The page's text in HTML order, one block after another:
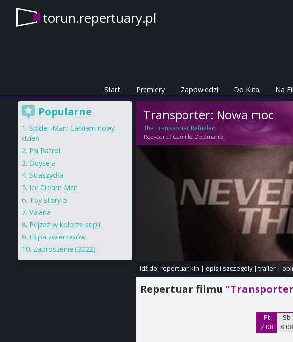
torun.repertuary.pl
Start Premiery Zapowiedzi Do Kina Na
Transporter: Nowa moc
The Transporter Refueled
Reżyseria: Camille Delamarre
Idź do: repertuar kin | opis i szczegóły| trailer|
Repertuar filmu
Pt
7 08
Sb
8 08
Popularne
Spider-Man: Całkiem nowy
dzień
Psi Patrol
Odyseja
Straszydła
Ice Cream Man
Toy story 5
Vaiana
Pejzaż w kolorze sepii
Ekipa zwierzaków
Zaproszenie (2022)